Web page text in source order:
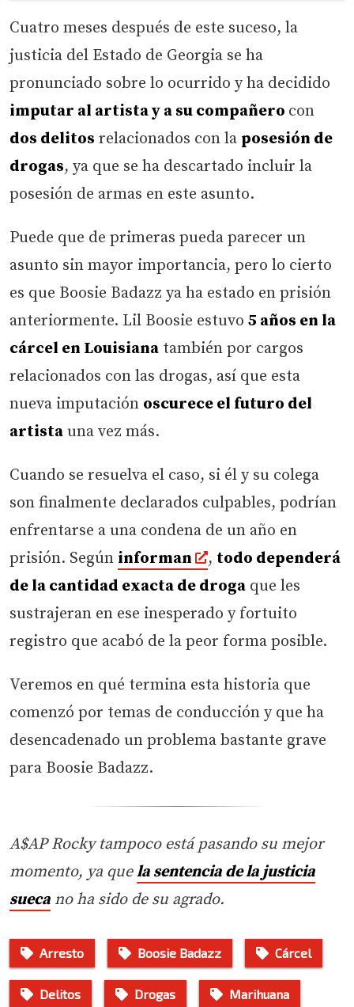
Cuatro meses después de este suceso, la
justicia del Estado de Georgia se ha
pronunciado sobre lo ocurrido y ha decidido
imputar al artista y a su compañero con
dos delitos relacionados con la posesión de
drogas, ya que se ha descartado incluir la
posesión de armas en este asunto.
Puede que de primeras pueda parecer un
asunto sin mayor importancia, pero lo cierto
es que Boosie Badazz ya ha estado en prisión
anteriormente. Lil Boosie estuvo 5 años en la
cárcel en Louisiana también por cargos
relacionados con las drogas, así que esta
nueva imputación oscurece el futuro del
artista una vez más.
Cuando se resuelva el caso, si él y su colega
son finalmente declarados culpables, podrían
enfrentarse a una condena de un año en
prisión. Según informan , todo dependerá
de la cantidad exacta de droga que les
sustrajeran en ese inesperado y fortuito
registro que acabó de la peor forma posible.
Veremos en qué termina esta historia que
comenzó por temas de conducción y que ha
desencadenado un problema bastante grave
para Boosie Badazz.
A$AP Rocky tampoco está pasando su mejor
momento, ya quela sentencia de la justicia
sueca no ha sido de su agrado.
Arresto Boosie Badazz Cárcel
Delitos Drogas Marihuana